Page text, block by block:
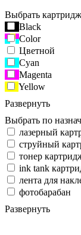
Выбрать
Black
Color
Цветной
Cyan
Magenta
Yellow
Развернуть
Выбрать по
лазерный
струйный
тонер
ink tank
лента для
фотобарабан
Развернуть